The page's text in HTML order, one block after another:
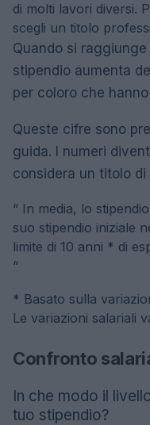
di molti lavori diversi.
scegli un titolo
Quando si
stipendio aumenta
per coloro che
Queste cifre sono
guida. I numeri
considera un titolo
“ In media, lo
suo stipendio iniziale
limite di 10 anni * di
“
* Basato sulla
Le variazioni salariali
Confronto
In che modo il
tuo stipendio?